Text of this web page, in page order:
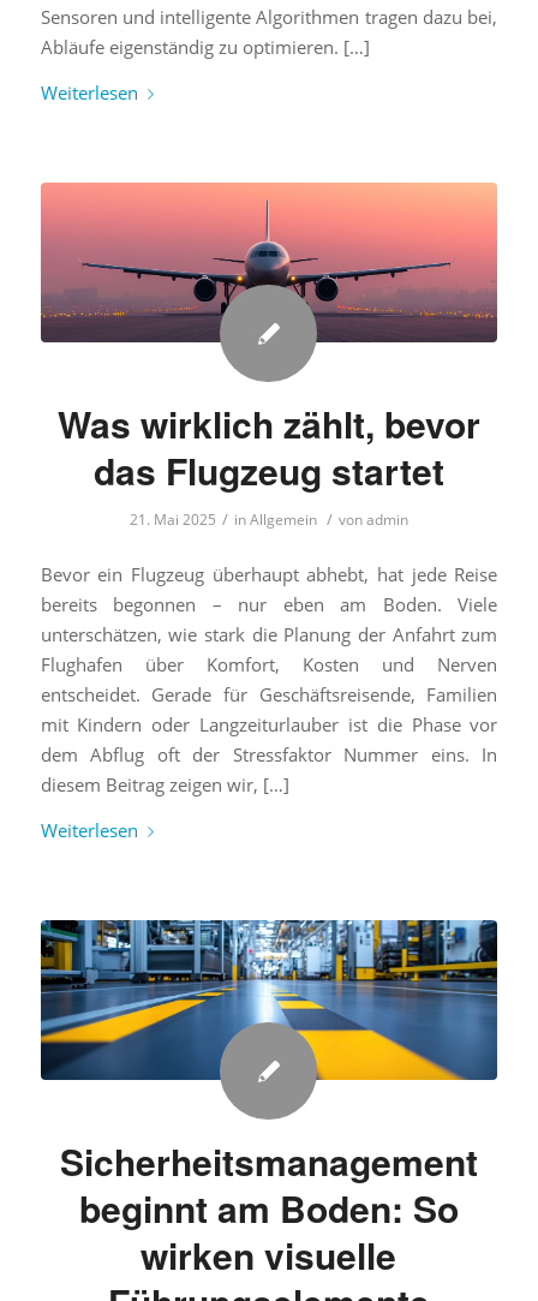
Sensoren und intelligente Algorithmen tragen dazu bei,
Abläufe eigenständig zu optimieren. […]
Weiterlesen
Was wirklich zählt, bevor
das Flugzeug startet
21. Mai 2025 / inAllgemein / vonadmin
Bevor ein Flugzeug überhaupt abhebt, hat jede Reise
bereits begonnen – nur eben am Boden. Viele
unterschätzen, wie stark die Planung der Anfahrt zum
Flughafen über Komfort, Kosten und Nerven
entscheidet. Gerade für Geschäftsreisende, Familien
mit Kindern oder Langzeiturlauber ist die Phase vor
dem Abflug oft der Stressfaktor Nummer eins. In
diesem Beitrag zeigen wir, […]
Weiterlesen
Sicherheitsmanagement
beginnt am Boden: So
wirken visuelle